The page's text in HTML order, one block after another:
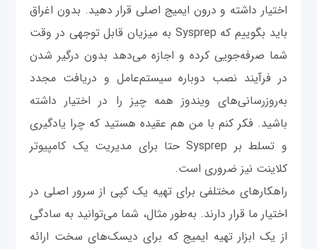
اختیار داشته و درون ایمیج اصلی قرار دهید. بدون اغراق
باید بگوییم که Sysprep به میزیان قابل توجهی در وقت
شما صرفه‌جویی کرده و اجازه می‌دهد بدون درگیر شدن
در فرآیند نصب دوباره سیستم‌عامل و دریافت مجدد
به‌روزرسانی‌های ویندوز همه چیز را در اختیار داشته
باشید. فکر کنم با من هم عقیده هستید که چرا یادگیری
و تسلط بر Sysprep حتا برای مدیریت یک کامپیوتر
کلاینت نیز ضروری است.
راهکارهای مختلفی برای تهیه یک کپی از سرور اصلی در
اختیار ما قرار دارند. به‌طور مثال، شما می‌توانید به سادگی
از یک ابزار تهیه ایمیج که برای دیسک‌های سخت ارائه